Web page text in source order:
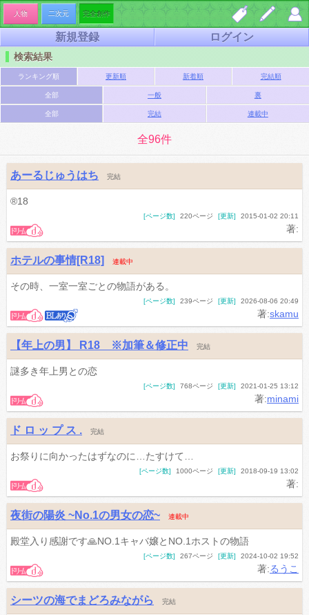
人物 二次元 完全創作
しお
り一 説を
書く
ペー
新規登録 ログイン
検索結果
ランキング順 更新順 新着順 完結順
全部 一般 裏
全部 完結 連載中
全96件
あーるじゅうはち 完結
®︎18
著:
[ページ数] 220ページ [更新] 2015-01-02 20:11
ホテルの事情[R18] 連載中
その時、一室一室ごとの物語がある。
著:skamu
[ページ数] 239ページ [更新] 2026-08-06 20:49
【年上の男】 R18 ※加筆＆修正中 完結
謎多き年上男との恋
著:minami
[ページ数] 768ページ [更新] 2021-01-25 13:12
ド ロ ッ プ ス . 完結
お祭りに向かったはずなのに…たすけて…
著:
[ページ数] 1000ページ [更新] 2018-09-19 13:02
夜街の陽炎 ~No.1の男女の恋~ 連載中
殿堂入り感謝です🙏NO.1キャバ嬢とNO.1ホストの物語
著:るうこ
[ページ数] 267ページ [更新] 2024-10-02 19:52
シーツの海でまどろみながら 完結